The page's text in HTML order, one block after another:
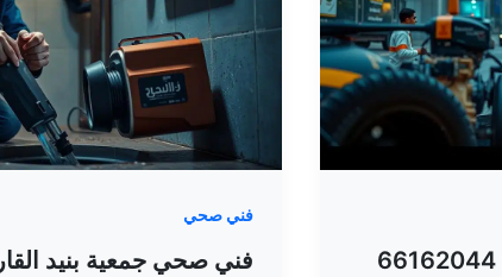
فني صحي
فني صحي جمعية بنيد القار 66162044